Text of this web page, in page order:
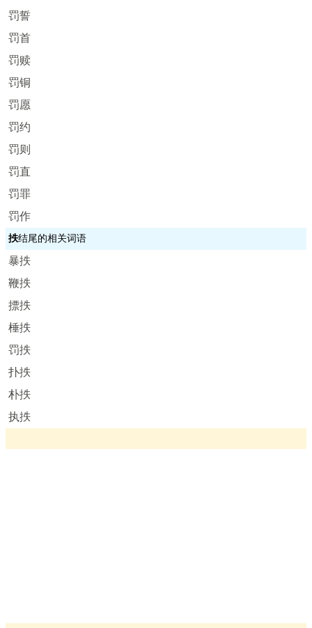
罚誓
罚首
罚赎
罚铜
罚愿
罚约
罚则
罚直
罚罪
罚作
抶结尾的相关词语
暴抶
鞭抶
摽抶
棰抶
罚抶
扑抶
朴抶
执抶